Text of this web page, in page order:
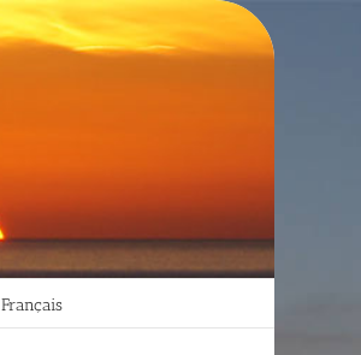
Français